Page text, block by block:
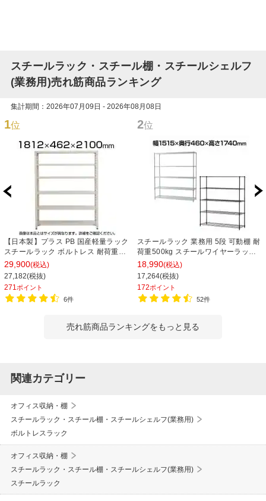
スチールラック・スチール棚・スチールシェルフ
(業務用)売れ筋商品ランキング
集計期間：2026年07月09日 - 2026年08月08日
1位
【日本製】プラス PB 国産軽量ラック
スチールラック ボルトレス 耐荷重
150kg/段 天地6段 幅1812×奥行462×
高さ2100mm スチール棚 スチールシ
ェルフ 収納棚 オープンラック 収納ラ
ック
29,900(税込)
27,182(税抜)
271ポイント
6件
2位
スチールラック 業務用 5段 可動棚 耐
荷重500kg スチールワイヤーラック
シェルゴ 幅1515×奥行460×高さ
1740mm
18,990(税込)
17,264(税抜)
172ポイント
52件
売れ筋商品ランキングをもっと見る
関連カテゴリー
オフィス収納・棚
スチールラック・スチール棚・スチールシェルフ(業務用)
ボルトレスラック
オフィス収納・棚
スチールラック・スチール棚・スチールシェルフ(業務用)
スチールラック